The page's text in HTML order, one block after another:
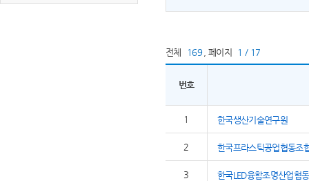
전체 169 페이지 1 / 17
번호
1 한국생산기술연구원
2 한국프라스틱공업협동조
3 한국LED융합조명산업협